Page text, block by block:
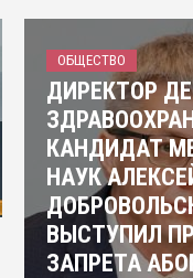
ОБЩЕСТВО
ДИРЕКТОР
КАНДИДАТ
НАУК
ВЫСТУПИЛ
ЗАПРЕТА